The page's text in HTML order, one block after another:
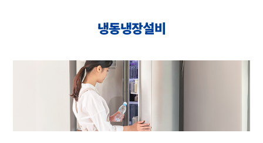
냉동냉장설비